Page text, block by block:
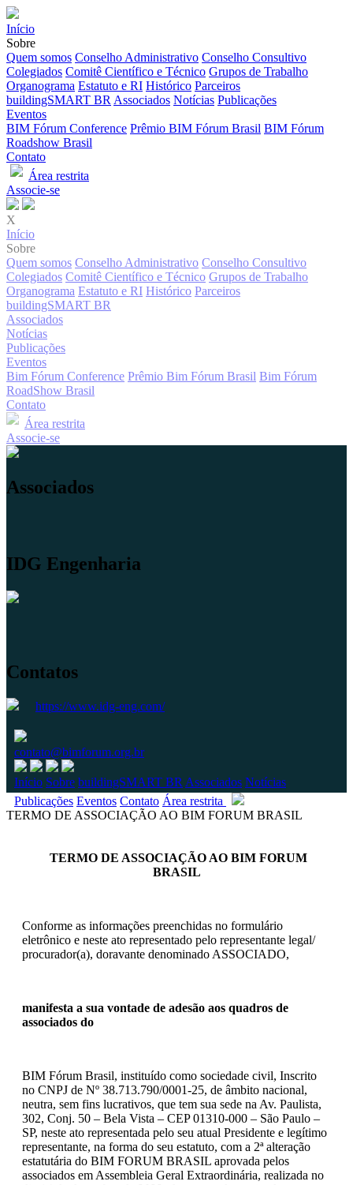
Início
Sobre
Quem somos Conselho Administrativo Conselho Consultivo
Colegiados Comitê Científico e Técnico Grupos de Trabalho
Organograma Estatuto e RI Histórico Parceiros
buildingSMART BR Associados Notícias Publicações
Eventos
BIM Fórum Conference Prêmio BIM Fórum Brasil BIM Fórum
Roadshow Brasil
Contato
Área restrita
Associe-se
X
Início
Sobre
Quem somos Conselho Administrativo Conselho Consultivo
Colegiados Comitê Científico e Técnico Grupos de Trabalho
Organograma Estatuto e RI Histórico Parceiros
buildingSMART BR
Associados
Notícias
Publicações
Eventos
Bim Fórum Conference Prêmio Bim Fórum Brasil Bim Fórum
RoadShow Brasil
Contato
Área restrita
Associe-se
Associados
IDG Engenharia
Contatos
https://www.idg-eng.com/
contato@bimforum.org.br
Início Sobre buildingSMART BRAssociados Notícias
Publicações Eventos Contato Área restrita
TERMO DE ASSOCIAÇÃO AO BIM FORUM BRASIL
TERMO DE ASSOCIAÇÃO AO BIM FORUM
BRASIL
Conforme as informações preenchidas no formulário
eletrônico e neste ato representado pelo representante legal/
procurador(a), doravante denominado ASSOCIADO,
manifesta a sua vontade de adesão aos quadros de
associados do
BIM Fórum Brasil, instituído como sociedade civil, Inscrito
no CNPJ de Nº 38.713.790/0001-25, de âmbito nacional,
neutra, sem fins lucrativos, que tem sua sede na Av. Paulista,
302, Conj. 50 – Bela Vista – CEP 01310-000 – São Paulo –
SP, neste ato representada pelo seu atual Presidente e legítimo
representante, na forma do seu estatuto, com a 2ª alteração
estatutária do BIM FORUM BRASIL aprovada pelos
associados em Assembleia Geral Extraordinária, realizada no